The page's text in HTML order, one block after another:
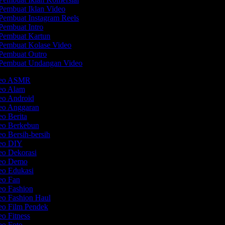
Iklan Video
Instagram Reels
Intro
Kartun
Kolase Video
Outro
Undangan Video
ASMR
Alam
Android
Anggaran
Berita
Berkebun
Bersih-bersih
DIY
Dekorasi
Demo
Edukasi
Fan
Fashion
Fashion Haul
Film Pendek
Fitness